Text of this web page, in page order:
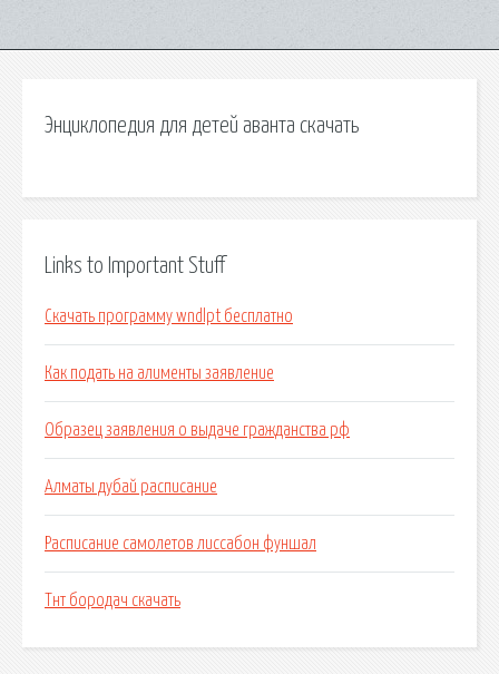
Энциклопедия для детей аванта скачать
Links to Important Stuff
Скачать программу wndlpt бесплатно
Как подать на алименты заявление
Образец заявления о выдаче гражданства рф
Алматы дубай расписание
Расписание самолетов лиссабон фуншал
Тнт бородач скачать